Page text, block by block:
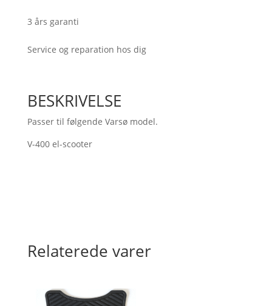
3 års garanti
Service og reparation hos dig
BESKRIVELSE
Passer til følgende Varsø model.
V-400 el-scooter
Relaterede varer